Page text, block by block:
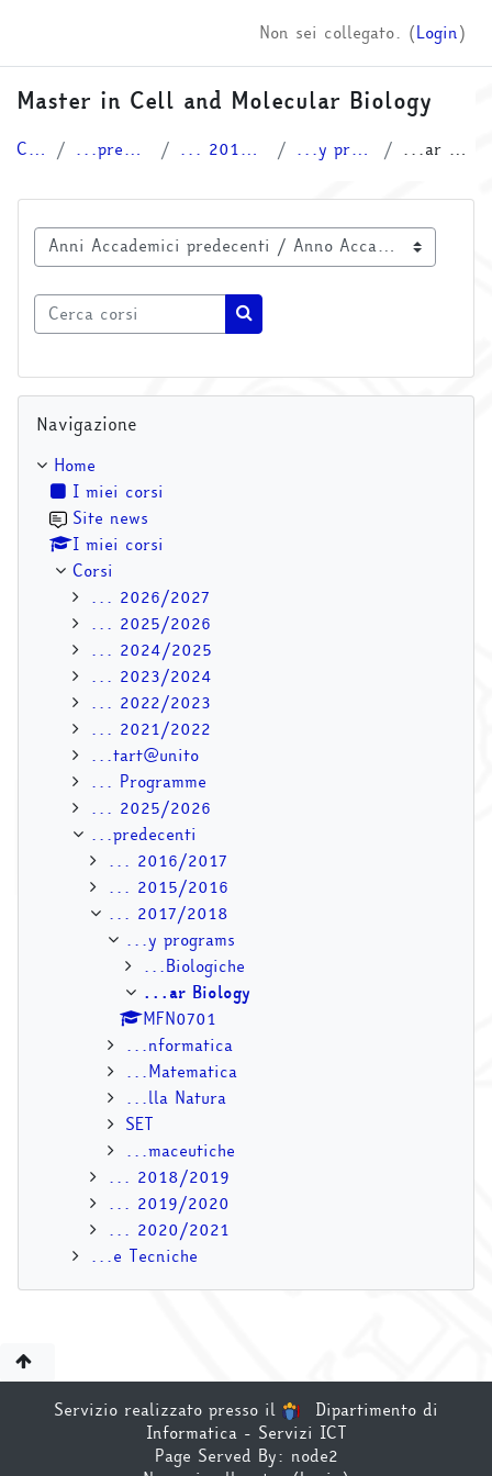
Non sei collegato. (Login)
Master in Cell and Molecular Biology
Corsi ...predecenti ... 2017/2018 ...y programs ...ar Biology
Categorie di corso
Cerca corsi
Cerca corsi
Salta Navigazione
Navigazione
Home
I miei corsi
Site news
I miei corsi
Corsi
... 2026/2027
... 2025/2026
... 2024/2025
... 2023/2024
... 2022/2023
... 2021/2022
...tart@unito
... Programme
... 2025/2026
...predecenti
... 2016/2017
... 2015/2016
... 2017/2018
...y programs
...Biologiche
...ar Biology
MFN0701
...nformatica
...Matematica
...lla Natura
SET
...maceutiche
... 2018/2019
... 2019/2020
... 2020/2021
...e Tecniche
Servizio realizzato presso il
Dipartimento di
Informatica - Servizi ICT
Page Served By: node2